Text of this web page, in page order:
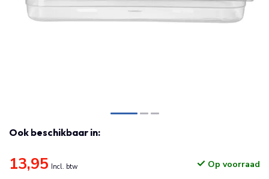
Ook beschikbaar in:
13,95 Incl. btw Op voorraad